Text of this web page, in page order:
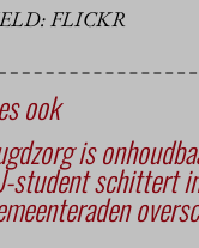
FLICKR
ook
is
student schittert